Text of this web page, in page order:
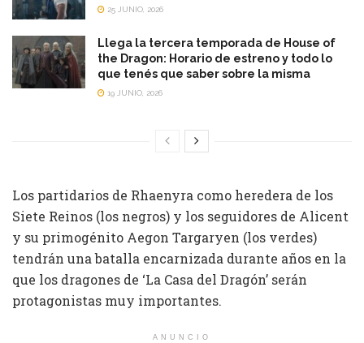
25 JUNIO, 2026
Llega la tercera temporada de House of
the Dragon: Horario de estreno y todo lo
que tenés que saber sobre la misma
19 JUNIO, 2026
Los partidarios de Rhaenyra como heredera de los
Siete Reinos (los negros) y los seguidores de Alicent
y su primogénito Aegon Targaryen (los verdes)
tendrán una batalla encarnizada durante años en la
que los dragones de ‘La Casa del Dragón’ serán
protagonistas muy importantes.
ANUNCIO